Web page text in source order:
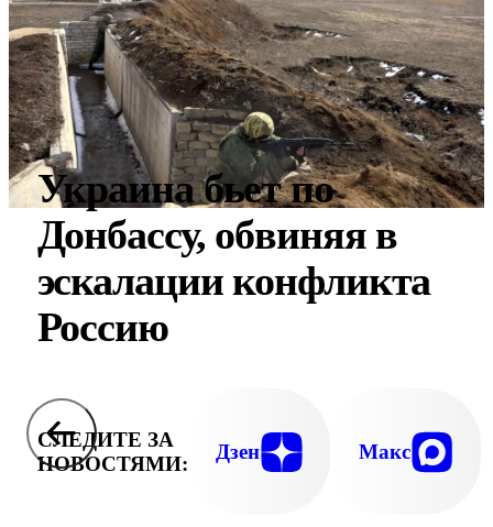
Украина бьет по
Донбассу, обвиняя в
эскалации конфликта
Россию
СЛЕДИТЕ ЗА
НОВОСТЯМИ:
Дзен Макс